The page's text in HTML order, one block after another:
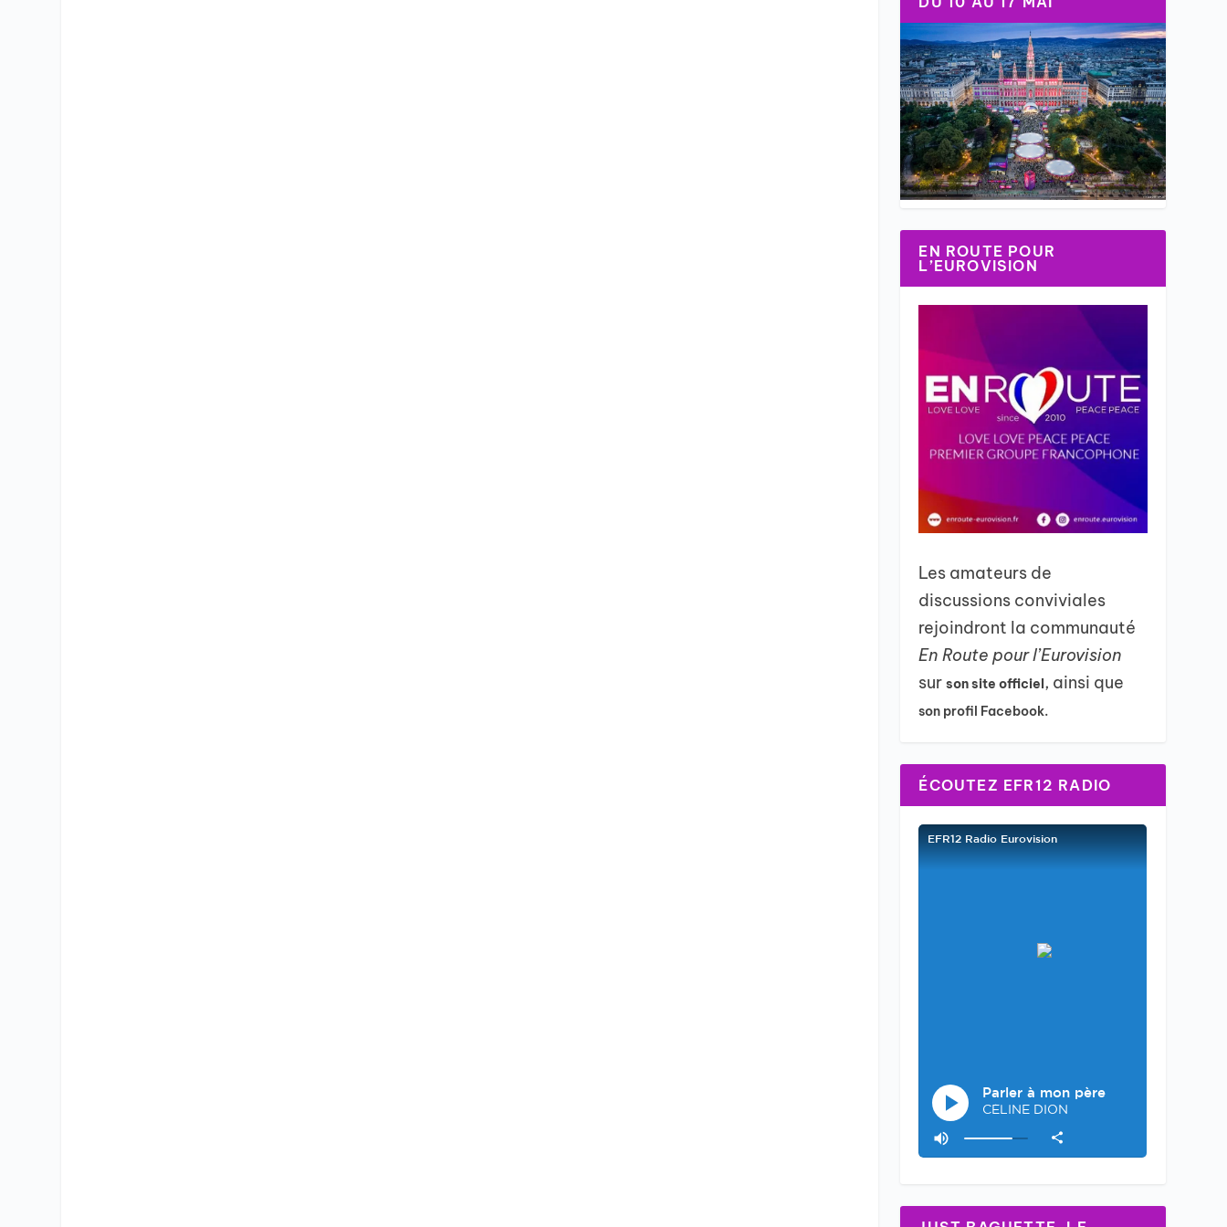
EN ROUTE POUR
L’EUROVISION
Les amateurs de
discussions conviviales
rejoindront la communauté
En Route pour l’Eurovision
surson site officiel, ainsi que
son profil Facebook.
ÉCOUTEZ EFR12 RADIO